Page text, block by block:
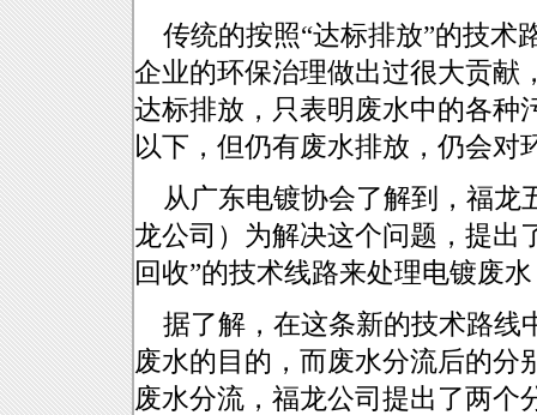
传统的按照“达标排放”的技术
企业的环保治理做出过很大贡献
达标排放，只表明废水中的各种
以下，但仍有废水排放，仍会对
从广东电镀协会了解到，福龙
龙公司）为解决这个问题，提出
回收”的技术线路来处理电镀废
据了解，在这条新的技术路线
废水的目的，而废水分流后的分
废水分流，福龙公司提出了两个